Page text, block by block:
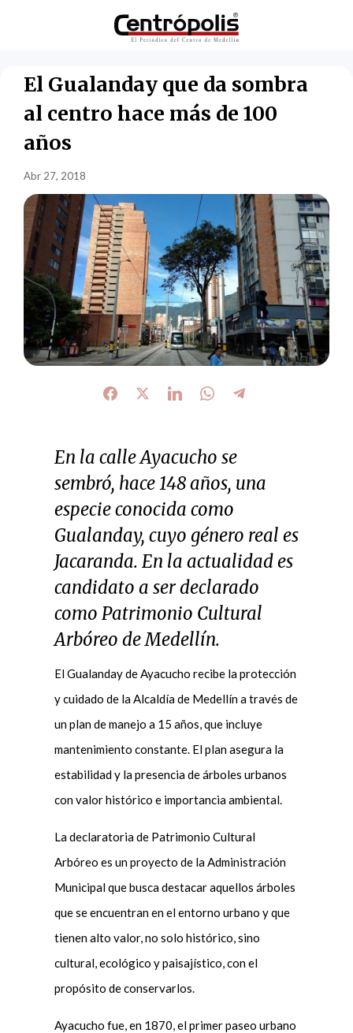
El Gualanday que da sombra
al centro hace más de 100
años
Abr 27, 2018
En la calle Ayacucho se
sembró, hace 148 años, una
especie conocida como
Gualanday, cuyo género real es
Jacaranda. En la actualidad es
candidato a ser declarado
como Patrimonio Cultural
Arbóreo de Medellín.
El Gualanday de Ayacucho recibe la protección
y cuidado de la Alcaldía de Medellín a través de
un plan de manejo a 15 años, que incluye
mantenimiento constante. El plan asegura la
estabilidad y la presencia de árboles urbanos
con valor histórico e importancia ambiental.
La declaratoria de Patrimonio Cultural
Arbóreo es un proyecto de la Administración
Municipal que busca destacar aquellos árboles
que se encuentran en el entorno urbano y que
tienen alto valor, no solo histórico, sino
cultural, ecológico y paisajístico, con el
propósito de conservarlos.
Ayacucho fue, en 1870, el primer paseo urbano